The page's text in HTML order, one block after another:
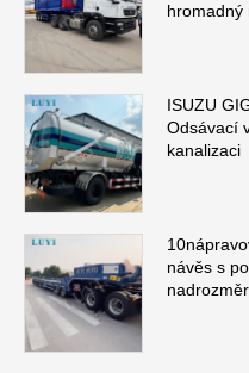
hromadný
ISUZU
Odsávací
kanalizaci
návěs s